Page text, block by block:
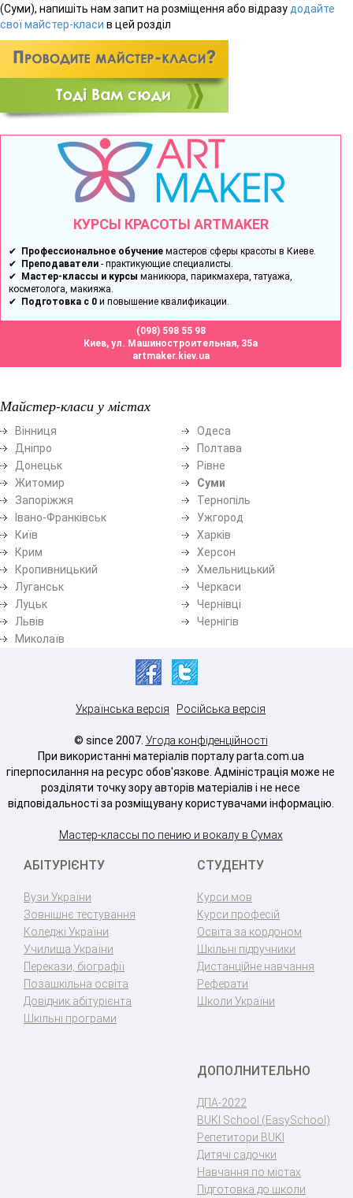
(Суми), напишіть нам запит на розміщення або відразу додайте
свої майстер-класи в цей розділ
КУРСЫ КРАСОТЫ ARTMAKER
✔ Профессиональное обучение мастеров сферы красоты в Киеве.
✔ Преподаватели - практикующие специалисты.
✔ Мастер-классы и курсы маникюра, парикмахера, татуажа,
косметолога, макияжа.
✔ Подготовка с 0 и повышение квалификации.
(098) 598 55 98
Киев, ул. Машиностроительная, 35а
artmaker.kiev.ua
Майстер-класи у містах
Вінниця
Дніпро
Донецьк
Житомир
Запоріжжя
Івано-Франківськ
Київ
Крим
Кропивницький
Луганськ
Луцьк
Львів
Миколаїв
Одеса
Полтава
Рівне
Суми
Тернопіль
Ужгород
Харків
Херсон
Хмельницький
Черкаси
Чернівці
Чернігів
Українська версія Російська версія
© since 2007. Угода конфіденційності
При використанні матеріалів порталу parta.com.ua
гіперпосилання на ресурс обов'язкове. Адміністрація може не
розділяти точку зору авторів матеріалів і не несе
відповідальності за розміщувану користувачами інформацію.
Мастер-классы по пению и вокалу в Сумах
АБІТУРІЄНТУ
Вузи України
Зовнішнє тестування
Коледжі України
Училища України
Перекази, біографії
Позашкільна освіта
Довідник абітурієнта
Шкільні програми
СТУДЕНТУ
Курси мов
Курси професій
Освіта за кордоном
Шкільні підручники
Дистанційне навчання
Реферати
Школи України
ДОПОЛНИТЕЛЬНО
ДПА-2022
BUKI School (EasySchool)
Репетитори BUKI
Дитячі садочки
Навчання по містах
Підготовка до школи